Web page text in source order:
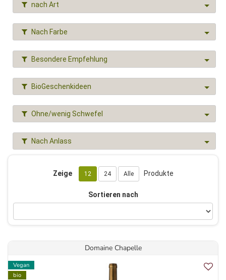
nach Art
Nach Farbe
Besondere Empfehlung
BioGeschenkideen
Ohne/wenig Schwefel
Nach Anlass
Zeige 12 24 Alle Produkte
Sortieren nach
Domaine Chapelle
Vegan
bio